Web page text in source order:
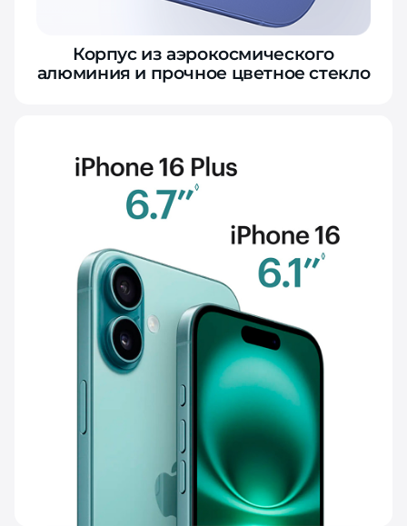
Корпус из аэрокосмического
алюминия и прочное цветное стекло